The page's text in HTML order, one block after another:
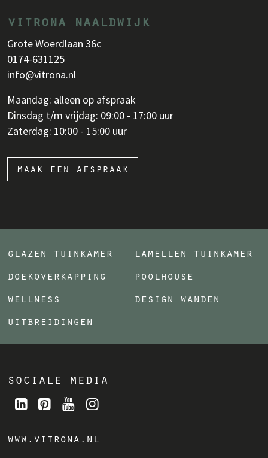
vitrona naaldwijk
Grote Woerdlaan 36c
0174-631125
info@vitrona.nl
Maandag: alleen op afspraak
Dinsdag t/m vrijdag: 09:00 - 17:00 uur
Zaterdag: 10:00 - 15:00 uur
maak een afspraak
glazen tuinkamer
lamellen tuinkamer
doekoverkapping
poolhouse
wellness
design wanden
uitbreidingen
sociale media
www.vitrona.nl